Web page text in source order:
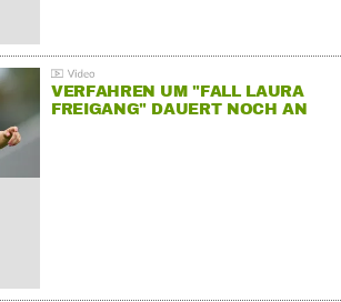
VERFAHREN UM "FALL LAURA
FREIGANG" DAUERT NOCH AN